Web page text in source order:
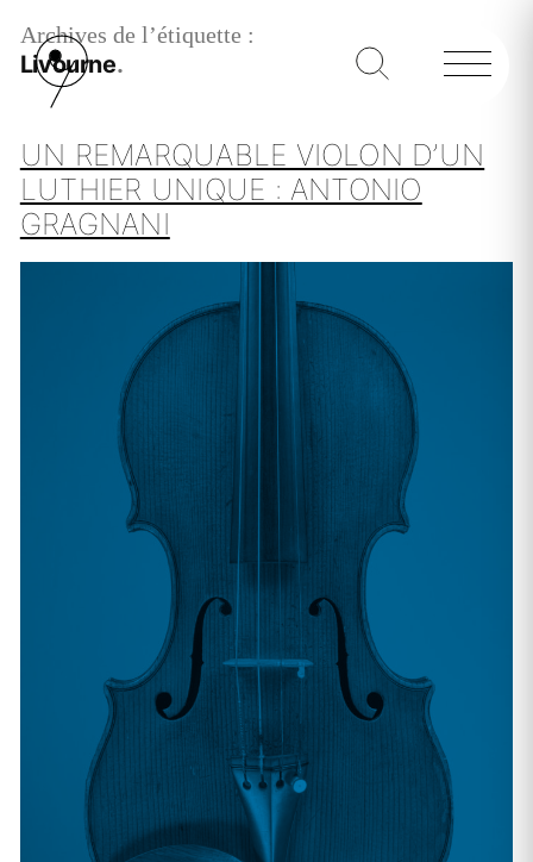
Archives de l’étiquette :
Livourne
UN REMARQUABLE VIOLON D’UN
LUTHIER UNIQUE : ANTONIO
GRAGNANI